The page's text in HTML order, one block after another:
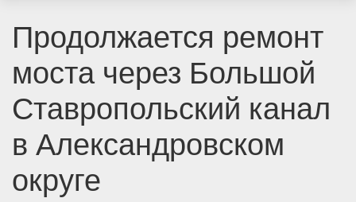
Продолжается ремонт
моста через Большой
Ставропольский канал
в Александровском
округе